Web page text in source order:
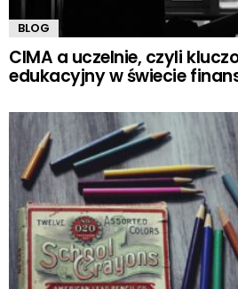
BLOG
CIMA a uczelnie, czyli
edukacyjny w świecie